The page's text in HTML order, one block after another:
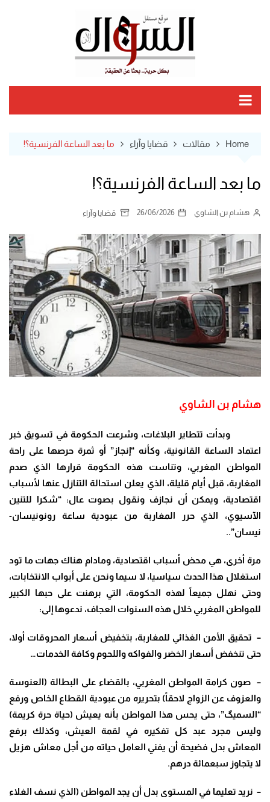
Home مقالات قضايا وآراء ما بعد الساعة الفرنسية؟!
ما بعد الساعة الفرنسية؟!
هشام بن الشاوي 26/06/2026 قضايا وآراء
هشام بن الشاوي
وبدأت تتطاير البلاغات، وشرعت الحكومة في تسويق خبر
اعتماد الساعة القانونية، وكأنه “إنجاز” أو ثمرة حرصها على راحة
المواطن المغربي، وتناست هذه الحكومة قرارها الذي صدم
المغاربة، قبل أيام قليلة، الذي يعلن استحالة التنازل عنها لأسباب
اقتصادية، ويمكن أن نجازف ونقول بصوت عال: “شكرا للتنين
الآسيوي، الذي حرر المغاربة من عبودية ساعة رونونيسان-
نيسان”..
مرة أخرى، هي محض أسباب اقتصادية، ومادام هناك جهات ما تود
استغلال هذا الحدث سياسيا، لا سيما ونحن على أبواب الانتخابات،
وحتى نهلل جميعاً لهذه الحكومة، التي برهنت على حبها الكبير
للمواطن المغربي خلال هذه السنوات العجاف، ندعوها إلى:
– تحقيق الأمن الغذائي للمغاربة، بتخفيض أسعار المحروقات أولا،
حتى تنخفض أسعار الخضر والفواكه واللحوم وكافة الخدمات…
– صون كرامة المواطن المغربي، بالقضاء على البطالة (العنوسة
والعزوف عن الزواج لاحقاً) بتحريره من عبودية القطاع الخاص ورفع
“السميگ”، حتى يحس هذا المواطن بأنه يعيش (حياة حرة كريمة)
وليس مجرد عبد كل تفكيره في لقمة العيش، وكذلك برفع
المعاش بدل فضيحة أن يفني العامل حياته من أجل معاش هزيل
لا يتجاوز سبعمائة درهم.
– نريد تعليما في المستوى بدل أن يجد المواطن (الذي نسف الغلاء